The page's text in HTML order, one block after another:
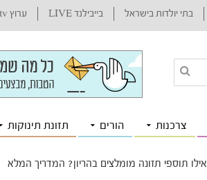
בתי יולדות בישראל בייבילנד LIVE ערוץ baby-land.tv
צרכנות הורים תזונת תינוקות
אילו תוספי תזונה מומלצים בהריון? המדריך המלא